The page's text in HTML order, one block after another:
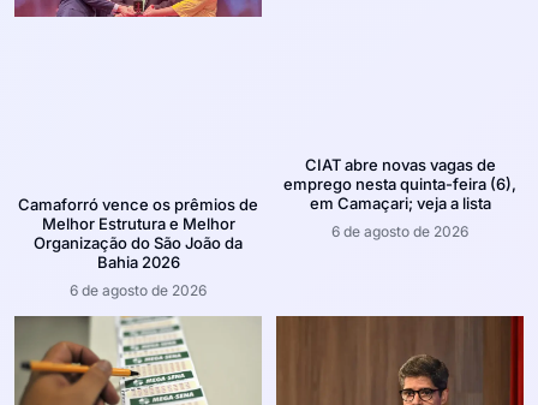
Camaforró vence os prêmios de
Melhor Estrutura e Melhor
Organização do São João da
Bahia 2026
6 de agosto de 2026
CIAT abre novas vagas de
emprego nesta quinta-feira (6),
em Camaçari; veja a lista
6 de agosto de 2026